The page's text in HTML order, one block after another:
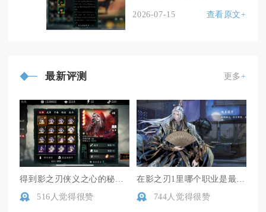
2026-07-15 查看原文+
最新评测 更多+
516人觉得很赞
744人觉得很赞